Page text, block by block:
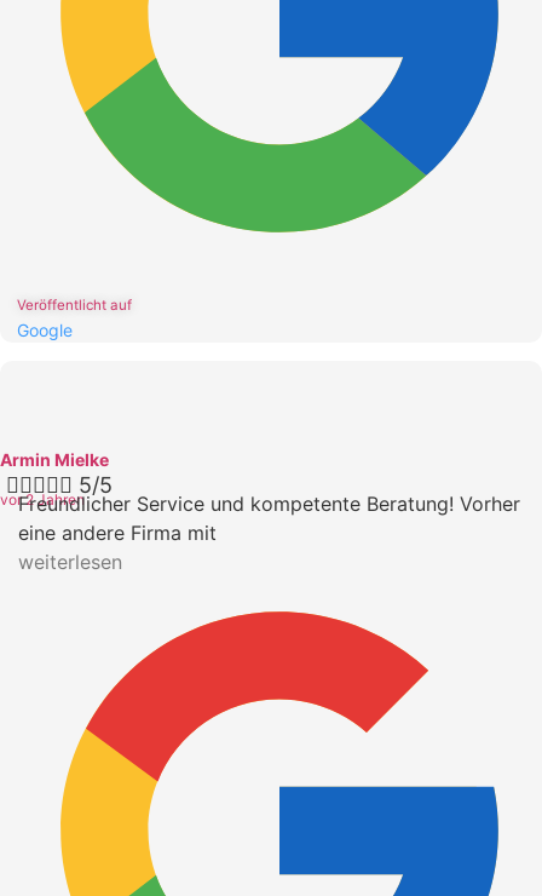
Veröffentlicht auf
Google
Armin Mielke
vor 2 Jahren
 5/5
Freundlicher Service und kompetente Beratung! Vorher
eine andere Firma mit
weiterlesen